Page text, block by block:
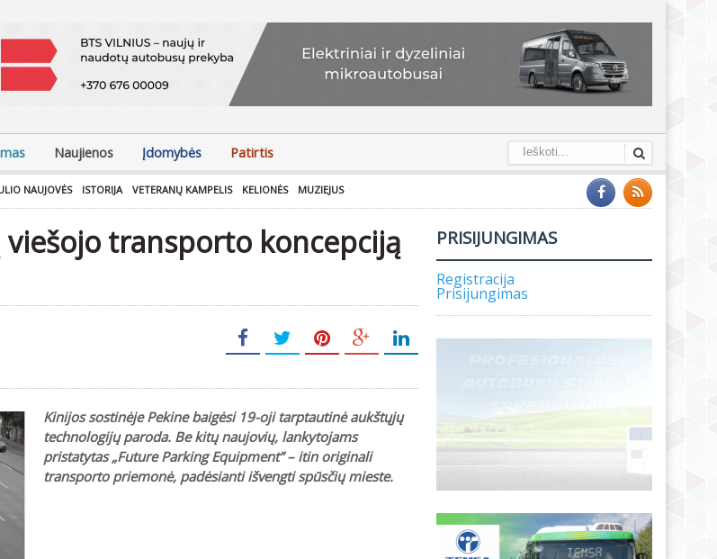
Naujienos Įdomybės Patirtis
NAUJOVĖS ISTORIJA VETERANŲ KAMPELIS KELIONĖS MUZIEJUS
transporto koncepciją
Kinijos sostinėje Pekine baigėsi 19-oji tarptautinė aukštųjų
technologijų paroda. Be kitų naujovių, lankytojams
pristatytas „Future Parking Equipment” – itin originali
transporto priemonė, padėsianti išvengti spūsčių mieste.
PRISIJUNGIMAS
Registracija
Prisijungimas